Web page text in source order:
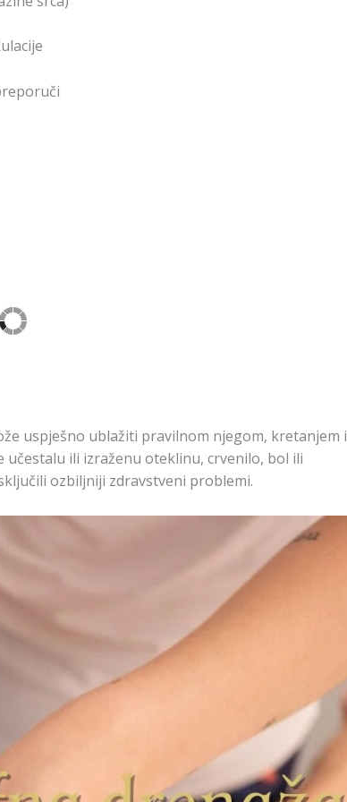
uspješno ublažiti pravilnom njegom, kretanjem i
ili izraženu oteklinu, crvenilo, bol ili
ozbiljniji zdravstveni problemi.